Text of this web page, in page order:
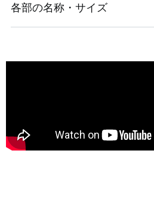
各部の名称・サイズ